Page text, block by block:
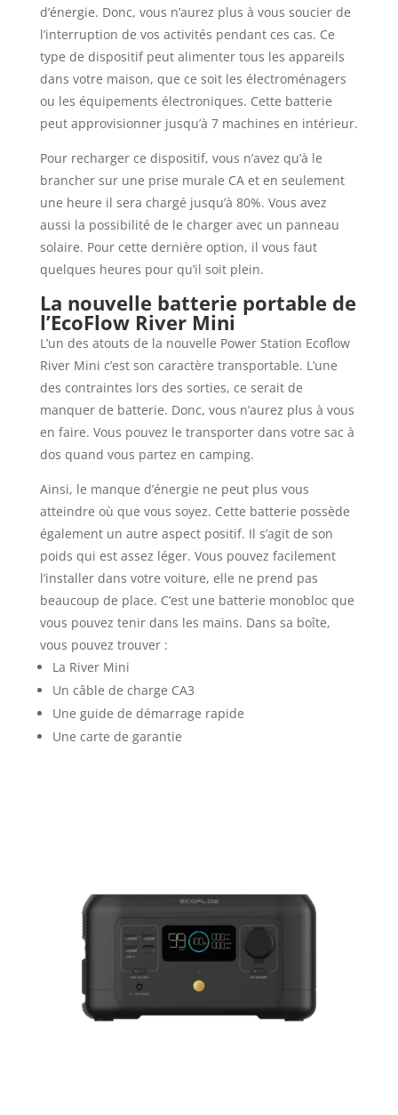
d’énergie. Donc, vous n’aurez plus à vous soucier de
l’interruption de vos activités pendant ces cas. Ce
type de dispositif peut alimenter tous les appareils
dans votre maison, que ce soit les électroménagers
ou les équipements électroniques. Cette batterie
peut approvisionner jusqu’à 7 machines en intérieur.
Pour recharger ce dispositif, vous n’avez qu’à le
brancher sur une prise murale CA et en seulement
une heure il sera chargé jusqu’à 80%. Vous avez
aussi la possibilité de le charger avec un panneau
solaire. Pour cette dernière option, il vous faut
quelques heures pour qu’il soit plein.
La nouvelle batterie portable de
l’EcoFlow River Mini
L’un des atouts de la nouvelle Power Station Ecoflow
River Mini c’est son caractère transportable. L’une
des contraintes lors des sorties, ce serait de
manquer de batterie. Donc, vous n’aurez plus à vous
en faire. Vous pouvez le transporter dans votre sac à
dos quand vous partez en camping.
Ainsi, le manque d’énergie ne peut plus vous
atteindre où que vous soyez. Cette batterie possède
également un autre aspect positif. Il s’agit de son
poids qui est assez léger. Vous pouvez facilement
l’installer dans votre voiture, elle ne prend pas
beaucoup de place. C’est une batterie monobloc que
vous pouvez tenir dans les mains. Dans sa boîte,
vous pouvez trouver :
La River Mini
Un câble de charge CA3
Une guide de démarrage rapide
Une carte de garantie